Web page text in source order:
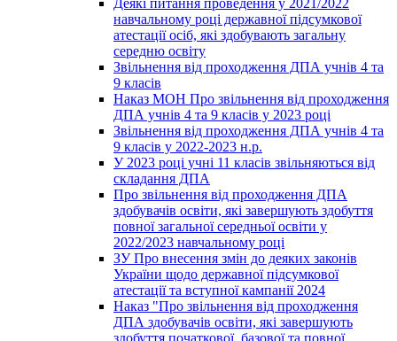
Деякі питання проведення у 2021/2022
навчальному році державної підсумкової
атестації осіб, які здобувають загальну
середню освіту
Звільнення від проходження ДПА учнів 4 та
9 класів
Наказ МОН Про звільнення від проходження
ДПА учнів 4 та 9 класів у 2023 році
Звільнення від проходження ДПА учнів 4 та
9 класів у 2022-2023 н.р.
У 2023 році учні 11 класів звільняються від
складання ДПА
Про звільнення від проходження ДПА
здобувачів освіти, які завершують здобуття
повної загальної середньої освіти у
2022/2023 навчальному році
ЗУ Про внесення змін до деяких законів
України щодо державної підсумкової
атестації та вступної кампанії 2024
Наказ "Про звільнення від проходження
ДПА здобувачів освіти, які завершують